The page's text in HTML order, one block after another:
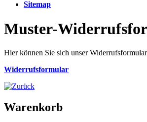
Sitemap
Muster-
Hier können Sie sich unser
Widerrufsformular
Warenkorb